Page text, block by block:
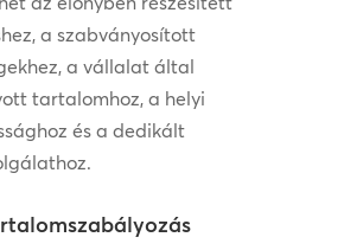
a szabványosított
a vállalat által
tartalomhoz, a helyi
és a dedikált